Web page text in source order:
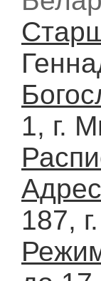
1, г.
187,